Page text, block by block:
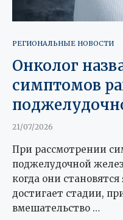
РЕГИОНАЛЬНЫЕ НОВОСТИ
Онколог
симптомов
21/07/2026
При рассмотрении
поджелудочной
когда они
достигает стадии,
вмешательство …